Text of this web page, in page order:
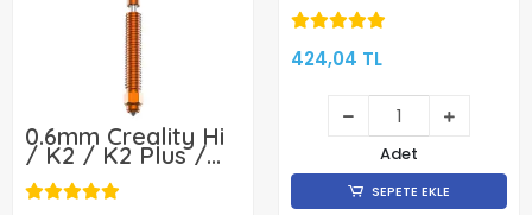
0.6mm Creality Hi
/ K2 / K2 Plus /
K2 Pro Quick Swap
Nozzle -
424,04 TL
Adet
SEPETE EKLE